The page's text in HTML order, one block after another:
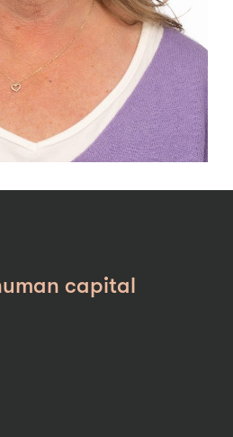
capital